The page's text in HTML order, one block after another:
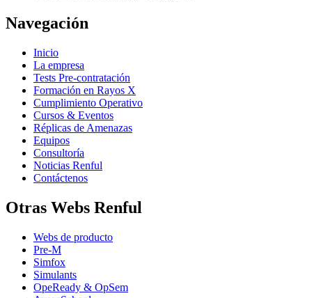
Navegación
Inicio
La empresa
Tests Pre-contratación
Formación en Rayos X
Cumplimiento Operativo
Cursos & Eventos
Réplicas de Amenazas
Equipos
Consultoría
Noticias Renful
Contáctenos
Otras Webs Renful
Webs de producto
Pre-M
Simfox
Simulants
OpeReady & OpSem